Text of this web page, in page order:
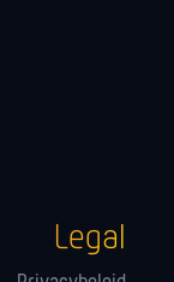
Legal